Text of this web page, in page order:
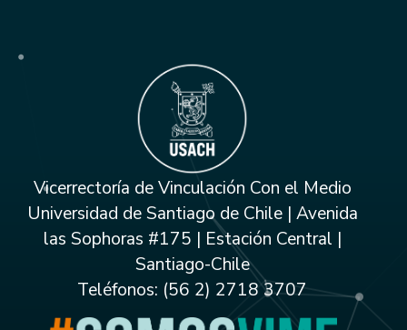
Vicerrectoría de Vinculación Con el Medio
Universidad de Santiago de Chile | Avenida
las Sophoras #175 | Estación Central |
Santiago-Chile
Teléfonos: (56 2) 2718 3707